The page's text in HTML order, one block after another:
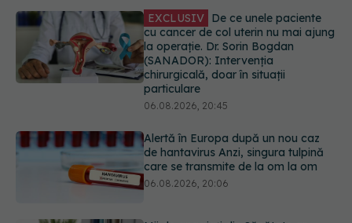
06.08.2026, 20:45
Alertă în Europa după un nou caz
de hantavirus Anzi, singura tulpină
care se transmite de la om la om
06.08.2026, 20:06
putea primi salarii mai mari.
Sindicatele cer schimbarea legii
06.08.2026, 19:26